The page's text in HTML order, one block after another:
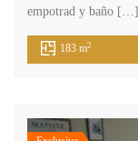
empotrad y baño […]
183 m2